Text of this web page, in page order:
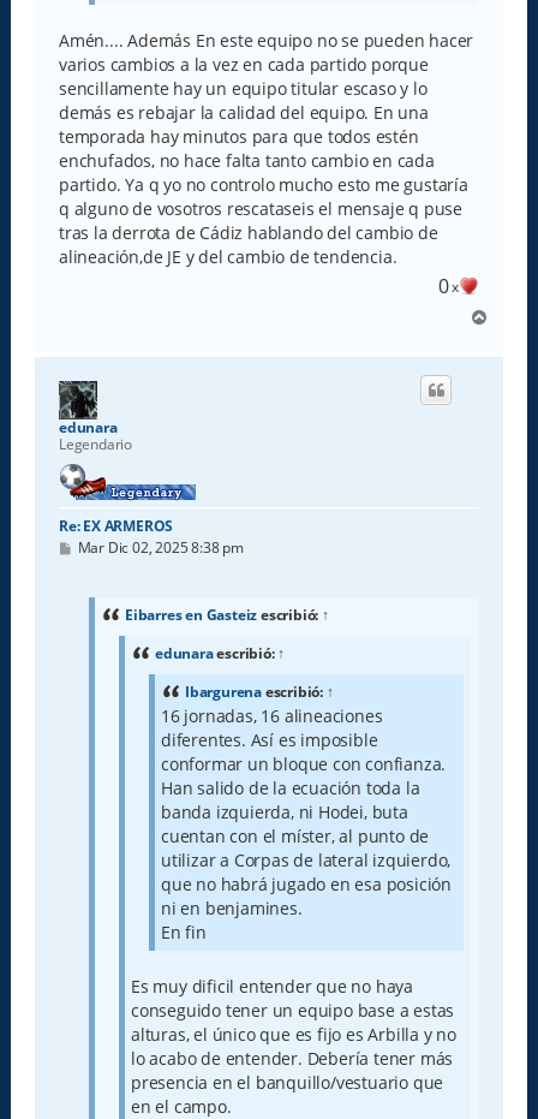
Amén.... Además En este equipo no se pueden hacer
varios cambios a la vez en cada partido porque
sencillamente hay un equipo titular escaso y lo
demás es rebajar la calidad del equipo. En una
temporada hay minutos para que todos estén
enchufados, no hace falta tanto cambio en cada
partido. Ya q yo no controlo mucho esto me gustaría
q alguno de vosotros rescataseis el mensaje q puse
tras la derrota de Cádiz hablando del cambio de
alineación,de JE y del cambio de tendencia.
0x
r
edunara
Legendario
Re: EX ARMEROS
M
Mar Dic 02, 2025 8:38 pm
Eibarres en Gasteizescribió: ↑
edunaraescribió:↑
Ibargurenaescribió: ↑
16 jornadas, 16 alineaciones
diferentes. Así es imposible
conformar un bloque con confianza.
Han salido de la ecuación toda la
banda izquierda, ni Hodei, buta
cuentan con el míster, al punto de
utilizar a Corpas de lateral izquierdo,
que no habrá jugado en esa posición
ni en benjamines.
En fin
Es muy dificil entender que no haya
conseguido tener un equipo base a estas
alturas, el único que es fijo es Arbilla y no
lo acabo de entender. Debería tener más
presencia en el banquillo/vestuario que
en el campo.